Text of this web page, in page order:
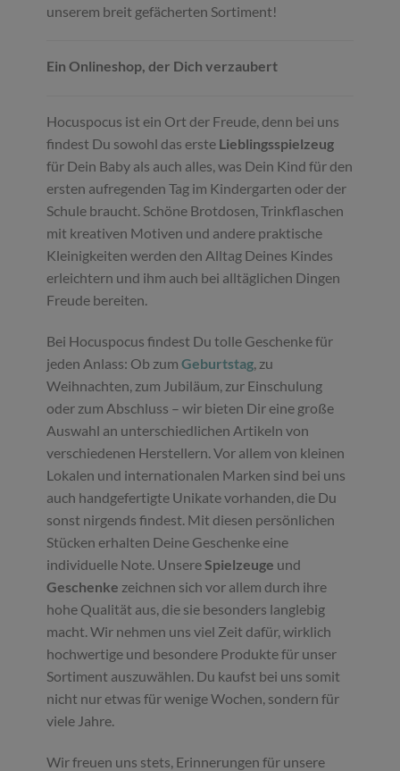
unserem breit gefächerten Sortiment!
Ein Onlineshop, der Dich verzaubert
Hocuspocus ist ein Ort der Freude, denn bei uns
findest Du sowohl das erste Lieblingsspielzeug
für Dein Baby als auch alles, was Dein Kind für den
ersten aufregenden Tag im Kindergarten oder der
Schule braucht. Schöne Brotdosen, Trinkflaschen
mit kreativen Motiven und andere praktische
Kleinigkeiten werden den Alltag Deines Kindes
erleichtern und ihm auch bei alltäglichen Dingen
Freude bereiten.
Bei Hocuspocus findest Du tolle Geschenke für
jeden Anlass: Ob zumGeburtstag, zu
Weihnachten, zum Jubiläum, zur Einschulung
oder zum Abschluss – wir bieten Dir eine große
Auswahl an unterschiedlichen Artikeln von
verschiedenen Herstellern. Vor allem von kleinen
Lokalen und internationalen Marken sind bei uns
auch handgefertigte Unikate vorhanden, die Du
sonst nirgends findest. Mit diesen persönlichen
Stücken erhalten Deine Geschenke eine
individuelle Note. UnsereSpielzeuge und
Geschenke zeichnen sich vor allem durch ihre
hohe Qualität aus, die sie besonders langlebig
macht. Wir nehmen uns viel Zeit dafür, wirklich
hochwertige und besondere Produkte für unser
Sortiment auszuwählen. Du kaufst bei uns somit
nicht nur etwas für wenige Wochen, sondern für
viele Jahre.
Wir freuen uns stets, Erinnerungen für unsere